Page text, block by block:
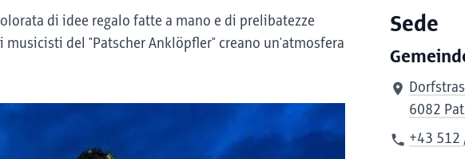
di idee regalo fatte a mano e di prelibatezze
del "Patscher Anklöpfler" creano un'atmosfera
Sede
6082
+43 512